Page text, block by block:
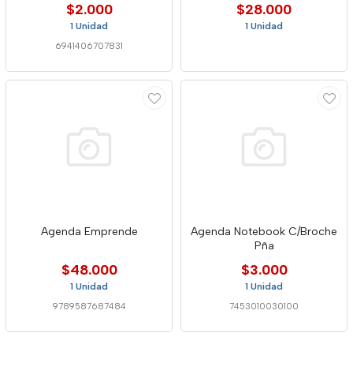
$2.000
1 Unidad
6941406707831
$28.000
1 Unidad
Agenda Emprende
$48.000
1 Unidad
9789587687484
Agenda Notebook C/Broche
Pña
$3.000
1 Unidad
7453010030100